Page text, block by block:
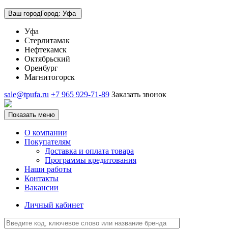
Ваш городГород: Уфа
Уфа
Стерлитамак
Нефтекамск
Октябрьский
Оренбург
Магнитогорск
sale@tpufa.ru +7 965 929-71-89 Заказать звонок
Показать меню
О компании
Покупателям
Доставка и оплата товара
Программы кредитования
Наши работы
Контакты
Вакансии
Личный кабинет